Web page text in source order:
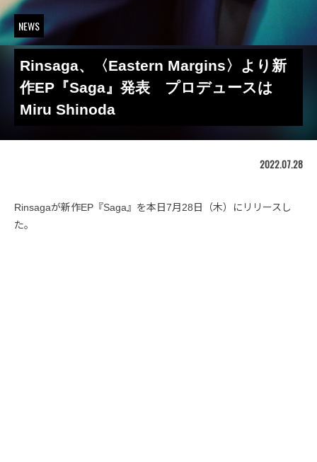
NEWS
Rinsaga、〈Eastern Margins〉より新
作EP『Saga』発表 プロデュースは
Miru Shinoda
2022.07.28
Rinsagaが新作EP『Saga』を本日7月28日（木）にリリースし
た。